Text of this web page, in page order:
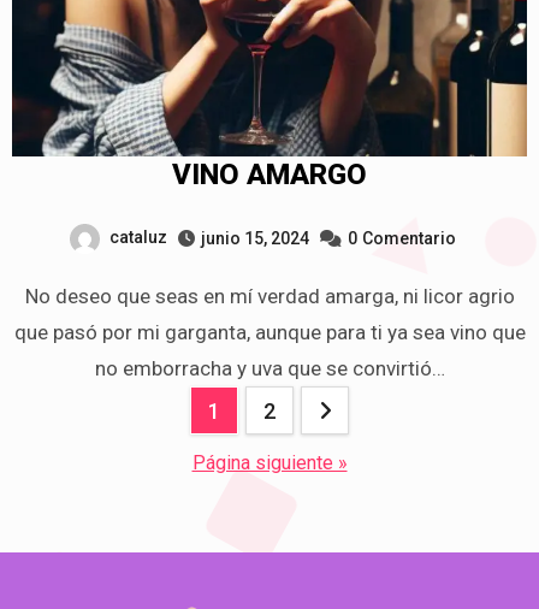
VINO AMARGO
cataluz junio 15, 2024 0 Comentario
No deseo que seas en mí verdad amarga, ni licor agrio
que pasó por mi garganta, aunque para ti ya sea vino que
no emborracha y uva que se convirtió…
Navegación
1 2
Página siguiente »